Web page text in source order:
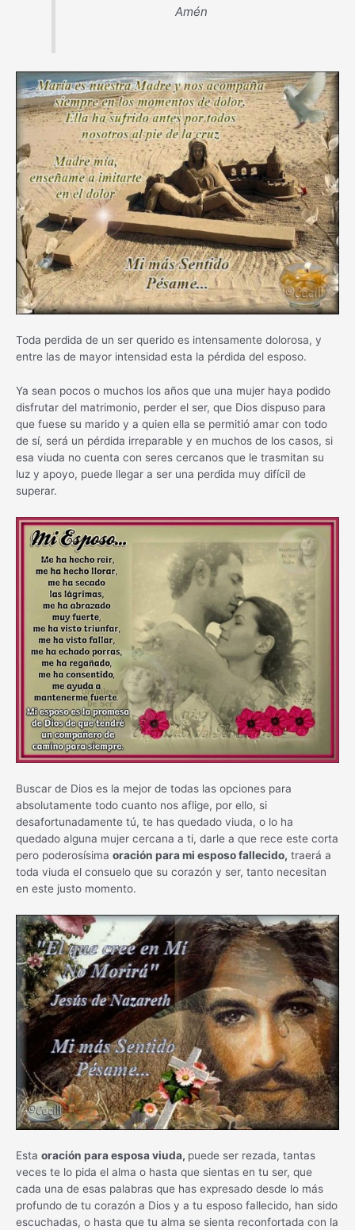
Amén
Toda perdida de un ser querido es intensamente dolorosa, y
entre las de mayor intensidad esta la pérdida del esposo.
Ya sean pocos o muchos los años que una mujer haya podido
disfrutar del matrimonio, perder el ser, que Dios dispuso para
que fuese su marido y a quien ella se permitió amar con todo
de sí, será un pérdida irreparable y en muchos de los casos, si
esa viuda no cuenta con seres cercanos que le trasmitan su
luz y apoyo, puede llegar a ser una perdida muy difícil de
superar.
Buscar de Dios es la mejor de todas las opciones para
absolutamente todo cuanto nos aflige, por ello, si
desafortunadamente tú, te has quedado viuda, o lo ha
quedado alguna mujer cercana a ti, darle a que rece este corta
pero poderosísima oración para mi esposo fallecido, traerá a
toda viuda el consuelo que su corazón y ser, tanto necesitan
en este justo momento.
Esta oración para esposa viuda, puede ser rezada, tantas
veces te lo pida el alma o hasta que sientas en tu ser, que
cada una de esas palabras que has expresado desde lo más
profundo de tu corazón a Dios y a tu esposo fallecido, han sido
escuchadas, o hasta que tu alma se sienta reconfortada con la